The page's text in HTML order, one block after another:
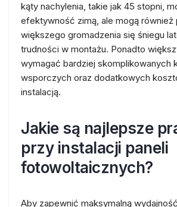
kąty nachylenia, takie jak 45 stopni,
efektywność zimą, ale mogą również
większego gromadzenia się śniegu
trudności w montażu. Ponadto
wymagać bardziej skomplikowanych
wsporczych oraz dodatkowych
instalacją.
Jakie są najlepsze
przy instalacji paneli
fotowoltaicznych?
Aby zapewnić maksymalną